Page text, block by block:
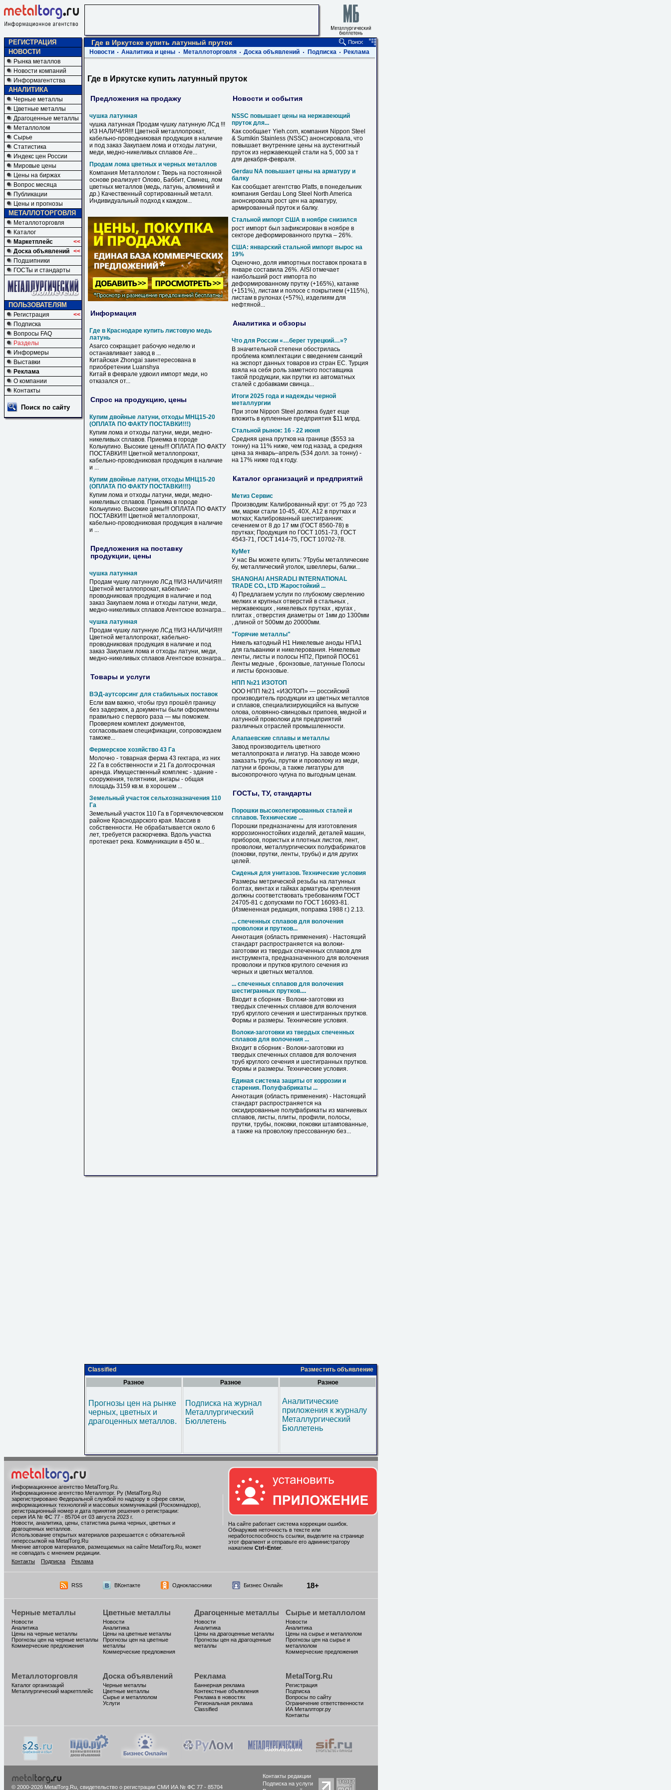
РЕГИСТРАЦИЯ
НОВОСТИ
Рынка металлов
Новости компаний
Информагентства
АНАЛИТИКА
Черные металлы
Цветные металлы
Драгоценные металлы
Металлолом
Сырье
Статистика
Индекс цен России
Мировые цены
Цены на биржах
Вопрос месяца
Публикации
Цены и прогнозы
МЕТАЛЛОТОРГОВЛЯ
Металлоторговля
Каталог
Маркетплейс
<<
Доска объявлений <<
Подшипники
ГОСТы и стандарты
ПОЛЬЗОВАТЕЛЯМ
Регистрация
<<
Подписка
Вопросы FAQ
Разделы
Информеры
Выставки
Реклама
О компании
Контакты
Поиск по сайту
Где в Иркутске купить латунный пруток
Новости Аналитика и цены Металлоторговля Доска объявлений Подписка Реклама
Где в Иркутске купить латунный пруток
Предложения на продажу
чушка латунная
чушка латунная Продам чушку латунную ЛСд !!!
ИЗ НАЛИЧИЯ!!! Цветной металлопрокат,
кабельно-проводниковая продукция в наличие
и под заказ Закупаем лома и отходы латуни,
меди, медно-никеливых сплавов Аге...
Продам лома цветных и черных металлов
Компания Металлолом г. Тверь на постоянной
основе реализует Олово, Баббит, Свинец, лом
цветных металлов (медь, латунь, алюминий и
др.) Качественный сортированный металл.
Индивидуальный подход к каждом...
Информация
Где в Краснодаре купить листовую медь
латунь
Asarco сокращает рабочую неделю и
останавливает завод в ...
Китайская Zhongai заинтересована в
приобретении Luanshya
Китай в феврале удвоил импорт меди, но
отказался от...
Спрос на продукцию, цены
Купим двойные латуни, отходы МНЦ15-20
(ОПЛАТА ПО ФАКТУ ПОСТАВКИ!!!)
Купим лома и отходы латуни, меди, медно-
никеливых сплавов. Приемка в городе
Кольчугино. Высокие цены!!! ОПЛАТА ПО ФАКТУ
ПОСТАВКИ!!! Цветной металлопрокат,
кабельно-проводниковая продукция в наличие
и ...
Купим двойные латуни, отходы МНЦ15-20
(ОПЛАТА ПО ФАКТУ ПОСТАВКИ!!!)
Купим лома и отходы латуни, меди, медно-
никеливых сплавов. Приемка в городе
Кольчугино. Высокие цены!!! ОПЛАТА ПО ФАКТУ
ПОСТАВКИ!!! Цветной металлопрокат,
кабельно-проводниковая продукция в наличие
и ...
Предложения на поставку
продукции, цены
чушка латунная
Продам чушку латунную ЛСд !!!ИЗ НАЛИЧИЯ!!!
Цветной металлопрокат, кабельно-
проводниковая продукция в наличие и под
заказ Закупаем лома и отходы латуни, меди,
медно-никеливых сплавов Агентское вознагра...
чушка латунная
Продам чушку латунную ЛСд !!!ИЗ НАЛИЧИЯ!!!
Цветной металлопрокат, кабельно-
проводниковая продукция в наличие и под
заказ Закупаем лома и отходы латуни, меди,
медно-никеливых сплавов Агентское вознагра...
Товары и услуги
ВЭД-аутсорсинг для стабильных поставок
Если вам важно, чтобы груз прошёл границу
без задержек, а документы были оформлены
правильно с первого раза — мы поможем.
Проверяем комплект документов,
согласовываем спецификации, сопровождаем
таможе...
Фермерское хозяйство 43 Га
Молочно - товарная ферма 43 гектара, из них
22 Га в собственности и 21 Га долгосрочная
аренда. Имущественный комплекс - здание -
сооружения, телятники, ангары - общая
площадь 3159 кв.м. в хорошем ...
Земельный участок сельхозназначения 110
Га
Земельный участок 110 Га в Горячеключевском
районе Краснодарского края. Массив в
собственности. Не обрабатывается около 6
лет, требуется раскорчевка. Вдоль участка
протекает река. Коммуникации в 450 м...
Новости и события
NSSC повышает цены на нержавеющий
пруток для...
Как сообщает Yieh.com, компания Nippon Steel
& Sumikin Stainless (NSSC) анонсировала, что
повышает внутренние цены на аустенитный
пруток из нержавеющей стали на 5, 000 за т
для декабря-февраля.
Gerdau NA повышает цены на арматуру и
балку
Как сообщает агентство Platts, в понедельник
компания Gerdau Long Steel North America
анонсировала рост цен на арматуру,
армированный пруток и балку.
Стальной импорт США в ноябре снизился
рост импорт был зафиксирован в ноябре в
секторе деформированного прутка – 26%.
США: январский стальной импорт вырос на
19%
Оценочно, доля импортных поставок проката в
январе составила 26%. AISI отмечает
наибольший рост импорта по
деформированному прутку (+165%), катанке
(+151%), листам и полосе с покрытием (+115%),
листам в рулонах (+57%), изделиям для
нефтяной...
Аналитика и обзоры
Что для России «…берег турецкий…»?
В значительной степени обострилась
проблема комплектации с введением санкций
на экспорт данных товаров из стран ЕС. Турция
взяла на себя роль заметного поставщика
такой продукции, как прутки из автоматных
сталей с добавками свинца...
Итоги 2025 года и надежды черной
металлургии
При этом Nippon Steel должна будет еще
вложить в купленные предприятия $11 млрд.
Стальной рынок: 16 - 22 июня
Средняя цена прутков на границе ($553 за
тонну) на 11% ниже, чем год назад, а средняя
цена за январь–апрель (534 долл. за тонну) -
на 17% ниже год к году.
Каталог организаций и предприятий
Метиз Сервис
Производим: Калиброванный круг: от ?5 до ?23
мм, марки стали 10-45, 40Х, А12 в прутках и
мотках; Калиброванный шестигранник:
сечением от 8 до 17 мм (ГОСТ 8560-78) в
прутках; Продукция по ГОСТ 1051-73, ГОСТ
4543-71, ГОСТ 1414-75, ГОСТ 10702-78.
КуМет
У нас Вы можете купить: ?Трубы металлические
бу, металлический уголок, швеллеры, балки...
SHANGHAI AHSRADLI INTERNATIONAL
TRADE CО., LTD Жаростойкий ...
4) Предлагаем услуги по глубокому сверлению
мелких и крупных отверстий в стальных ,
нержавеющих , никелевых прутках , кругах ,
плитах , отверстия диаметры от 1мм до 1300мм
, длиной от 500мм до 20000мм.
"Горячие металлы"
Никель катодный Н1 Никелевые аноды НПА1
для гальваники и никелерования. Никелевые
ленты, листы и полосы НП2, Припой ПОС61
Ленты медные , бронзовые, латунные Полосы
и листы бронзовые.
НПП №21 ИЗОТОП
ООО НПП №21 «ИЗОТОП» — российский
производитель продукции из цветных металлов
и сплавов, специализирующийся на выпуске
олова, оловянно-свинцовых припоев, медной и
латунной проволоки для предприятий
различных отраслей промышленности.
Алапаевские сплавы и металлы
Завод производитель цветного
металлопроката и лигатур. На заводе можно
заказать трубы, прутки и проволоку из меди,
латуни и бронзы, а также лигатуры для
высокопрочного чугуна по выгодным ценам.
ГОСТы, ТУ, стандарты
Порошки высоколегированных сталей и
сплавов. Технические ...
Порошки предназначены для изготовления
коррозионностойких изделий, деталей машин,
приборов, пористых и плотных листов, лент,
проволоки, металлургических полуфабрикатов
(поковки, прутки, ленты, трубы) и для других
целей.
Сиденья для унитазов. Технические условия
Размеры метрической резьбы на латунных
болтах, винтах и гайках арматуры крепления
должны соответствовать требованиям ГОСТ
24705-81 с допусками по ГОСТ 16093-81.
(Измененная редакция, поправка 1988 г.) 2.13.
... спеченных сплавов для волочения
проволоки и прутков...
Аннотация (область применения) - Настоящий
стандарт распространяется на волоки-
заготовки из твердых спеченных сплавов для
инструмента, предназначенного для волочения
проволоки и прутков круглого сечения из
черных и цветных металлов.
... спеченных сплавов для волочения
шестигранных прутков....
Входит в сборник - Волоки-заготовки из
твердых спеченных сплавов для волочения
труб круглого сечения и шестигранных прутков.
Формы и размеры. Технические условия.
Волоки-заготовки из твердых спеченных
сплавов для волочения ...
Входит в сборник - Волоки-заготовки из
твердых спеченных сплавов для волочения
труб круглого сечения и шестигранных прутков.
Формы и размеры. Технические условия.
Единая система защиты от коррозии и
старения. Полуфабрикаты ...
Аннотация (область применения) - Настоящий
стандарт распространяется на
оксидированные полуфабрикаты из магниевых
сплавов, листы, плиты, профили, полосы,
прутки, трубы, поковки, поковки штампованные,
а также на проволоку прессованную без...
Classified
Разместить объявление
Разное
Прогнозы цен на рынке
черных, цветных и
драгоценных металлов.
Разное
Подписка на журнал
Металлургический
Бюллетень
Разное
Аналитические
приложения к журналу
Металлургический
Бюллетень
Информационное агентство MetalTorg.Ru
Информационное агентство Металлторг. Ру (MetalTorg.Ru)
зарегистрировано Федеральной службой по надзору в сфере связи,
информационных технологий и массовых коммуникаций (Роскомнадзор),
регистрационный номер и дата принятия решения о регистрации:
серия ИА № ФС 77 - 85704 от 03 августа 2023 г.
Новости, аналитика, цены, статистика рынка черных, цветных и
драгоценных металлов.
Использование открытых материалов разрешается с обязательной
гиперссылкой на MetalTorg.Ru
Мнение авторов материалов, размещаемых на сайте MetalTorg.Ru, может
не совпадать с мнением редакции.
Контакты
Подписка Реклама
На сайте работает система коррекции ошибок.
Обнаружив неточность в тексте или
неработоспособность ссылки, выделите на странице
этот фрагмент и отправьте его администратору
нажатием Ctrl +Enter.
RSS ВКонтакте Одноклассники Бизнес Онлайн 18+
Черные металлы
Новости
Аналитика
Цены на черные металлы
Прогнозы цен на черные металлы
Коммерческие предложения
Цветные металлы
Новости
Аналитика
Цены на цветные металлы
Прогнозы цен на цветные
металлы
Коммерческие предложения
Драгоценные металлы
Новости
Аналитика
Цены на драгоценные металлы
Прогнозы цен на драгоценные
металлы
Сырье и металлолом
Новости
Аналитика
Цены на сырье и металлолом
Прогнозы цен на сырье и
металлолом
Коммерческие предложения
Металлоторговля
Каталог организаций
Металлургический маркетплейс
Доска объявлений
Черные металлы
Цветные металлы
Сырье и металлолом
Услуги
Реклама
Баннерная реклама
Контекстные объявления
Реклама в новостях
Региональная реклама
Classified
MetalTorg.Ru
Регистрация
Подписка
Вопросы по сайту
Ограничение ответственности
ИА Металлторг.ру
Контакты
© 2000-2026 MetalTorg.Ru, cвидетельство о регистрации СМИ ИА № ФС 77 - 85704
Контакты редакции
Подписка на услуги